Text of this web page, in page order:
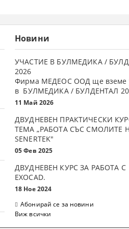
Новини
УЧАСТИЕ В БУЛМЕДИКА /
2026
Фирма МЕДЕОС ООД ще вземе
в БУЛМЕДИКА / БУЛДЕНТАЛ
11 Май 2026
ДВУДНЕВЕН ПРАКТИЧЕСКИ
ТЕМА „РАБОТА СЪС СМОЛИТЕ
SENERTEK"
05 Фев 2025
ДВУДНЕВЕН КУРС ЗА РАБОТА С
ЕXOCAD.
18 Ное 2024
Абонирай се за новини
Виж всички